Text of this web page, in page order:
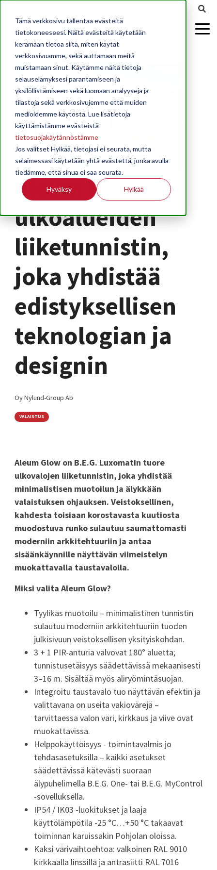
Tämä verkkosivu tallentaa evästeitä
tietokoneeseesi. Näitä evästeitä käytetään
kerämään tietoa siitä, miten käytät
verkkosivuamme, sekä auttamaan meitä
muistamaan sinut. Käytämme näitä tietoja
selauselämyksesi parantamiseen ja
yksilöllistämiseen sekä luomaan analyyseja ja
tilastoja sekä verkkosivujemme että muiden
medioidemme käytöstä. Lue lisätietoja
käyttämistämme evästeistä
tietosuojakäytännöstämme
Jos valitset Hylkää, tietojasi ei seurata, mutta
selaimessasi käytetään yhtä evästettä, jonka avulla
tiedämme, että sinua ei saa seurata.
Hyväksy Hylkää
Aleum Glow –
ulkoalueiden
liiketunnistin,
joka yhdistää
edistyksellisen
teknologian ja
designin
Oy Nylund-Group Ab
VALAISTUS
Aleum Glow on B.E.G. Luxomatin tuore
ulkovalojen liiketunnistin, joka yhdistää
minimalistisen muotoilun ja älykkään
valaistuksen ohjauksen. Veistoksellinen,
kahdesta toisiaan korostavasta kuutiosta
muodostuva runko sulautuu saumattomasti
moderniin arkkitehtuuriin ja antaa
sisäänkäynnille näyttävän viimeistelyn
muokattavalla taustavalolla.
Miksi valita Aleum Glow?
Tyylikäs muotoilu – minimalistinen tunnistin
sulautuu moderniin arkkitehtuuriin tuoden
julkisivuun veistoksellisen yksityiskohdan.
3 + 1 PIR-anturia valvovat 180° aluetta;
tunnistusetäisyys säädettävissä mekaanisesti
3–16 m. Sisältää myös aliryömintäsuojan.
Integroitu taustavalo tuo näyttävän efektin ja
valittavana on useita vakiovärejä –
tarvittaessa valon väri, kirkkaus ja viive ovat
muokattavissa.
Helppokäyttöisyys - toimintavalmis jo
tehdasasetuksilla – kaikki asetukset
säädettävissä kätevästi suoraan
älypuhelimella B.E.G. One- tai B.E.G. MyControl
-sovelluksella.
IP54 / IK03 -luokitukset ja laaja
käyttölämpötila -25 °C…+50 °C takaavat
toiminnan karuissakin Pohjolan oloissa.
Kaksi värivaihtoehtoa: valkoinen RAL 9010
kirkkaalla linssillä ja antrasiitti RAL 7016